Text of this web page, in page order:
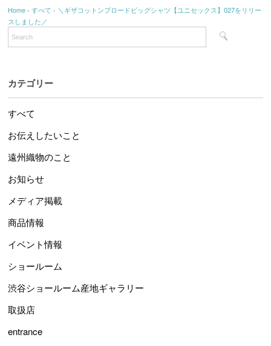
Home ›すべて › ＼ギザコットンブロードビッグシャツ【ユニセックス】027をリリー
スしました／
カテゴリー
すべて
お伝えしたいこと
遠州織物のこと
お知らせ
メディア掲載
商品情報
イベント情報
ショールーム
渋谷ショールーム産地ギャラリー
取扱店
entrance